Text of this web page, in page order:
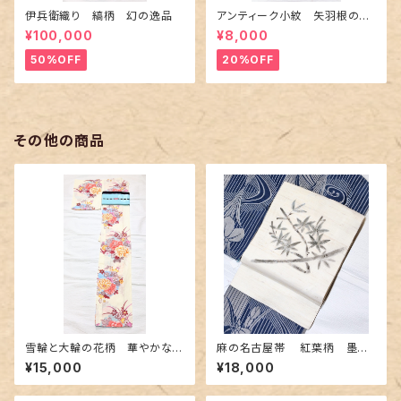
伊兵衛織り 縞柄 幻の逸品
¥100,000
50%OFF
アンティーク小紋 矢羽根の地
紋に短冊柄 裄６６cm
¥8,000
20%OFF
その他の商品
雪輪と大輪の花柄 華やかな浴
衣
¥15,000
麻の名古屋帯 紅葉柄 墨色
手描き
¥18,000